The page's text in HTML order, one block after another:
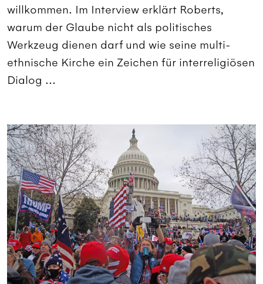
willkommen. Im Interview erklärt Roberts,
warum der Glaube nicht als politisches
Werkzeug dienen darf und wie seine multi-
ethnische Kirche ein Zeichen für interreligiösen
Dialog ...